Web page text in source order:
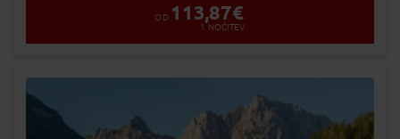
OD 113,87€
1 NOČITEV